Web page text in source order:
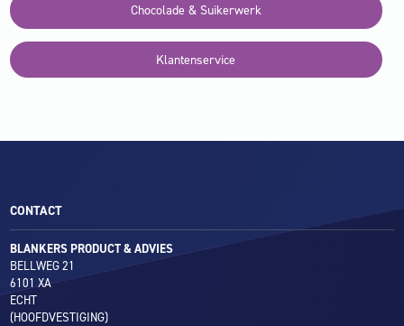
Chocolade & Suikerwerk
Klantenservice
CONTACT
BLANKERS PRODUCT & ADVIES
BELLWEG 21
6101 XA
ECHT
(HOOFDVESTIGING)